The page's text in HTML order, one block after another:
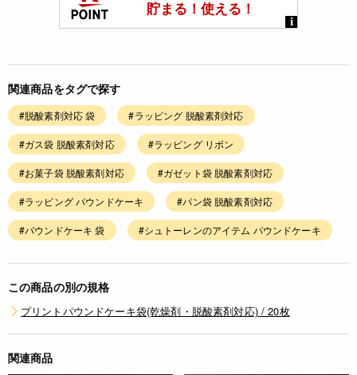
関連商品をタグで探す
#脱酸素剤対応 袋 #ラッピング 脱酸素剤対応
#ガス袋 脱酸素剤対応 #ラッピング リボン
#お菓子袋 脱酸素剤対応 #ガゼット袋 脱酸素剤対応
#ラッピング パウンドケーキ #パン袋 脱酸素剤対応
#パウンドケーキ 袋 #シュトーレンのアイテム パウンドケーキ
この商品の別の規格
プリントパウンドケーキ袋(乾燥剤・脱酸素剤対応) / 20枚
関連商品